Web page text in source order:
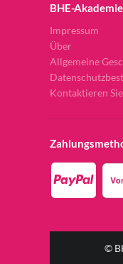
BHE-
Impressum
Über
Allgemeine
Kontaktieren
©